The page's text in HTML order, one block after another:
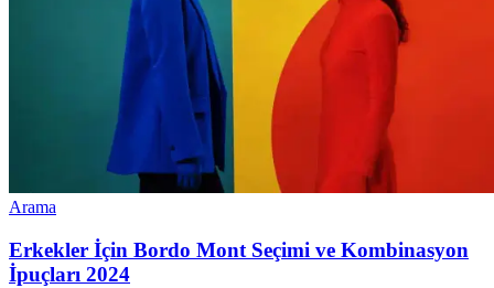
Arama
Erkekler İçin Bordo Mont Seçimi ve Kombinasyon
İpuçları 2024